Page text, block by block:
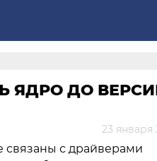
ЯДРО ДО
23 января
связаны с драйверами